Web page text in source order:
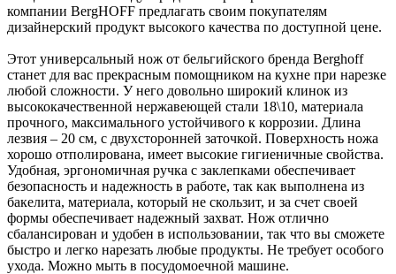
компании BergHOFF предлагать своим покупателям
дизайнерский продукт высокого качества по доступной цене.
Этот универсальный нож от бельгийского бренда Berghoff
станет для вас прекрасным помощником на кухне при нарезке
любой сложности. У него довольно широкий клинок из
высококачественной нержавеющей стали 18\10, материала
прочного, максимального устойчивого к коррозии. Длина
лезвия – 20 см, с двухсторонней заточкой. Поверхность ножа
хорошо отполирована, имеет высокие гигиеничные свойства.
Удобная, эргономичная ручка с заклепками обеспечивает
безопасность и надежность в работе, так как выполнена из
бакелита, материала, который не скользит, и за счет своей
формы обеспечивает надежный захват. Нож отлично
сбалансирован и удобен в использовании, так что вы сможете
быстро и легко нарезать любые продукты. Не требует особого
ухода. Можно мыть в посудомоечной машине.